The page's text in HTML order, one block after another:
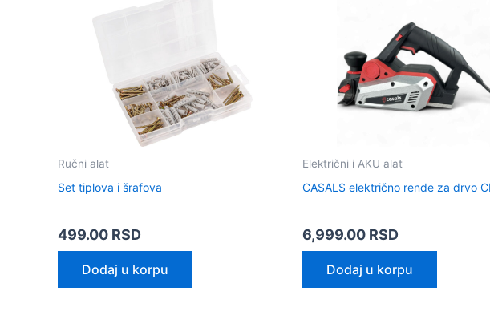
Ručni alat
Set tiplova i šrafova
499.00 RSD
Dodaj u korpu
Električni i AKU alat
CASALS električno rende za drvo
6,999.00 RSD
Dodaj u korpu